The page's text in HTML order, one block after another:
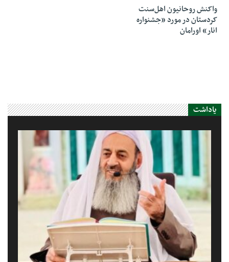
واکنش روحانیون اهل‌سنت
کردستان در مورد «جشنواره
انار» اورامان
یاداشت